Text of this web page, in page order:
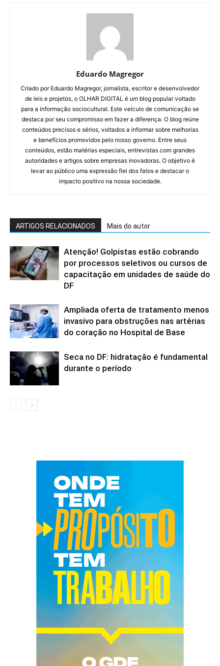
Eduardo Magregor
Criado por Eduardo Magregor, jornalista, escritor e desenvolvedor
de leis e projetos, o OLHAR DIGITAL é um blog popular voltado
para a informação sociocultural. Este veículo de comunicação se
destaca por seu compromisso em fazer a diferença. O blog reúne
conteúdos precisos e sérios, voltados a informar sobre melhorias
e benefícios promovidos pelo nosso governo. Entre seus
conteúdos, estão matérias especiais, entrevistas com grandes
autoridades e artigos sobre empresas inovadoras. O objetivo é
levar ao público uma expressão fiel dos fatos e destacar o
impacto positivo na nossa sociedade.
ARTIGOS RELACIONADOS Mais do autor
Atenção! Golpistas estão cobrando
por processos seletivos ou cursos de
capacitação em unidades de saúde do
DF
Ampliada oferta de tratamento menos
invasivo para obstruções nas artérias
do coração no Hospital de Base
Seca no DF: hidratação é fundamental
durante o período